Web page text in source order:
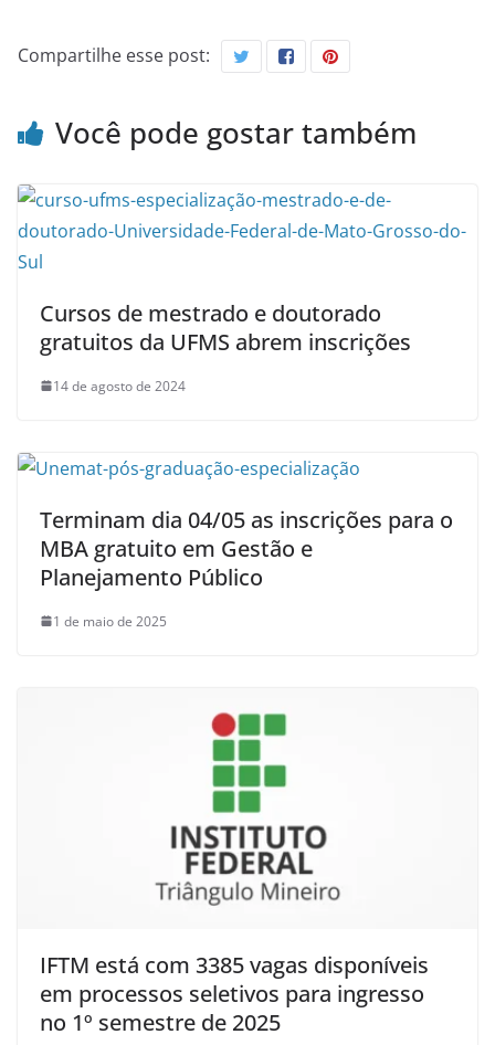
Compartilhe esse post:
Você pode gostar também
Cursos de mestrado e doutorado
gratuitos da UFMS abrem inscrições
14 de agosto de 2024
Terminam dia 04/05 as inscrições para o
MBA gratuito em Gestão e
Planejamento Público
1 de maio de 2025
IFTM está com 3385 vagas disponíveis
em processos seletivos para ingresso
no 1º semestre de 2025